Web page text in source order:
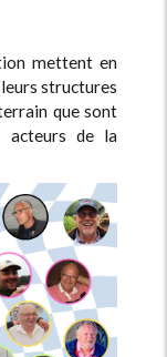
mettent en
structures
que sont
acteurs de la